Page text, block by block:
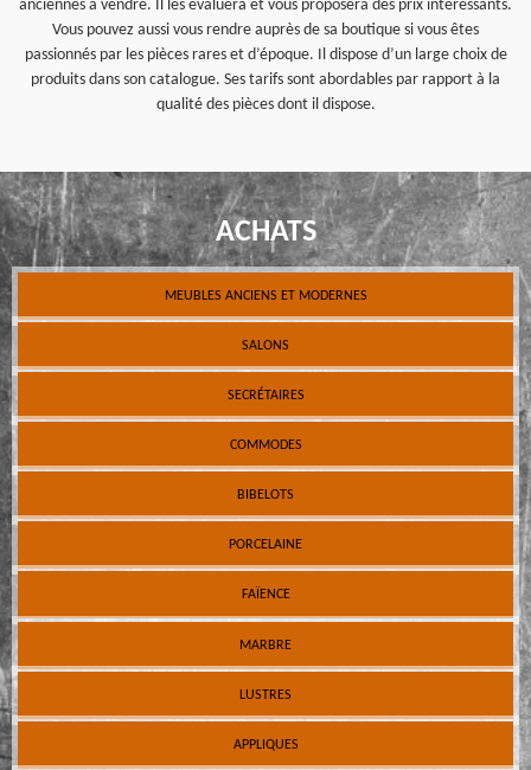
anciennes à vendre. Il les évaluera et vous proposera des prix intéressants.
Vous pouvez aussi vous rendre auprès de sa boutique si vous êtes
passionnés par les pièces rares et d’époque. Il dispose d’un large choix de
produits dans son catalogue. Ses tarifs sont abordables par rapport à la
qualité des pièces dont il dispose.
ACHATS
MEUBLES ANCIENS ET MODERNES
SALONS
SECRÉTAIRES
COMMODES
BIBELOTS
PORCELAINE
FAÏENCE
MARBRE
LUSTRES
APPLIQUES